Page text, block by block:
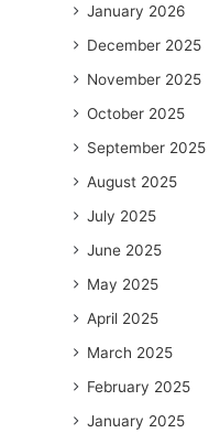
January 2026
December 2025
November 2025
October 2025
September 2025
August 2025
July 2025
June 2025
May 2025
April 2025
March 2025
February 2025
January 2025